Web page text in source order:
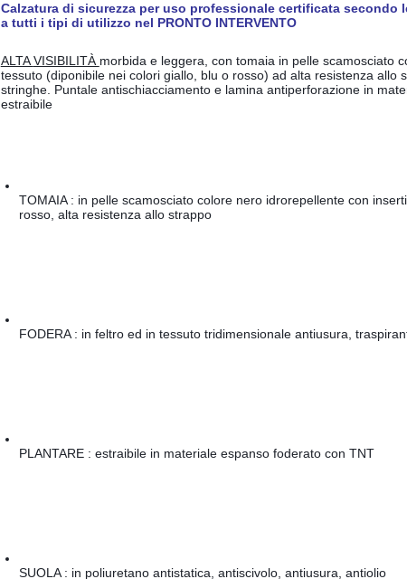
Calzatura di sicurezza per uso professionale certificata
a tutti i tipi di utilizzo nel PRONTO INTERVENTO
ALTA VISIBILITÀ morbida e leggera, con tomaia in pelle scamosciato
tessuto (diponibile nei colori giallo, blu o rosso) ad alta
stringhe. Puntale antischiacciamento e lamina antiperforazione in
estraibile
TOMAIA : in pelle scamosciato colore nero idrorepellente con
rosso, alta resistenza allo strappo
FODERA : in feltro ed in tessuto tridimensionale antiusura,
PLANTARE : estraibile in materiale espanso foderato con TNT
SUOLA : in poliuretano antistatica, antiscivolo, antiusura, antiolio